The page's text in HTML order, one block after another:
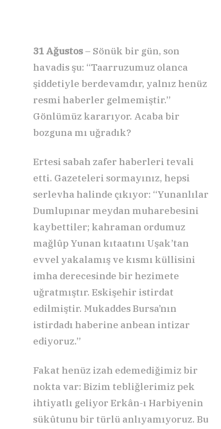
31 Ağustos – Sönük bir gün, son
havadis şu: “Taarruzumuz olanca
şiddetiyle berdevamdır, yalnız henüz
resmi haberler gelmemiştir.”
Gönlümüz kararıyor. Acaba bir
bozguna mı uğradık?
Ertesi sabah zafer haberleri tevali
etti. Gazeteleri sormayınız, hepsi
serlevha halinde çıkıyor: “Yunanlılar
Dumlupınar meydan muharebesini
kaybettiler; kahraman ordumuz
mağlûp Yunan kıtaatını Uşak’tan
evvel yakalamış ve kısmı küllisini
imha derecesinde bir hezimete
uğratmıştır. Eskişehir istirdat
edilmiştir. Mukaddes Bursa’nın
istirdadı haberine anbean intizar
ediyoruz.”
Fakat henüz izah edemediğimiz bir
nokta var: Bizim tebliğlerimiz pek
ihtiyatlı geliyor Erkân-ı Harbiyenin
sükûtunu bir türlü anlıyamıyoruz. Bu